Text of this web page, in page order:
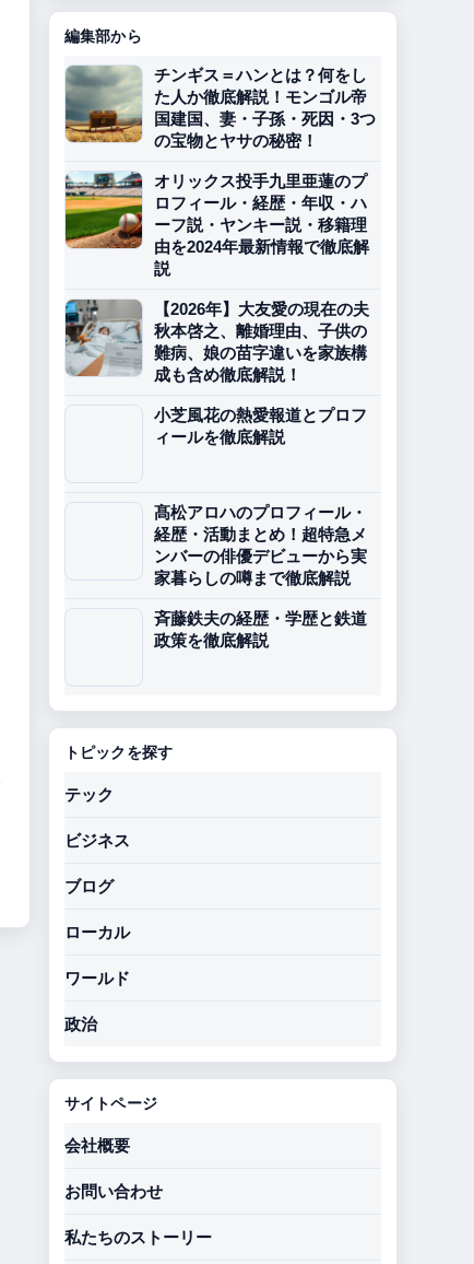
編集部から
チンギス＝ハンとは？何をし
た人か徹底解説！モンゴル帝
国建国、妻・子孫・死因・3つ
の宝物とヤサの秘密！
オリックス投手九里亜蓮のプ
ロフィール・経歴・年収・ハ
ーフ説・ヤンキー説・移籍理
由を2024年最新情報で徹底解
説
【2026年】大友愛の現在の夫
秋本啓之、離婚理由、子供の
難病、娘の苗字違いを家族構
成も含め徹底解説！
小芝風花の熱愛報道とプロフ
ィールを徹底解説
髙松アロハのプロフィール・
経歴・活動まとめ！超特急メ
ンバーの俳優デビューから実
家暮らしの噂まで徹底解説
斉藤鉄夫の経歴・学歴と鉄道
政策を徹底解説
トピックを探す
テック
ビジネス
ブログ
ローカル
ワールド
政治
サイトページ
会社概要
お問い合わせ
私たちのストーリー